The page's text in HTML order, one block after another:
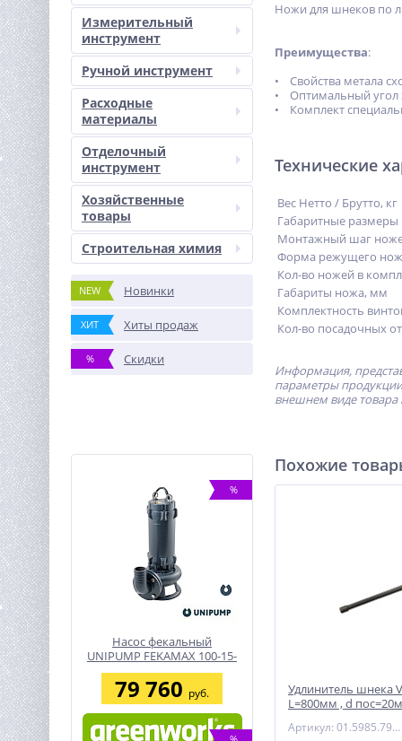
Измерительный
инструмент
Ручной инструмент
Расходные
материалы
Отделочный
инструмент
Хозяйственные
товары
Строительная химия
NEW Новинки
ХИТ Хиты продаж
% Скидки
%
Насос фекальный
UNIPUMP FEKAMAX 100-15-
7,5
79 760 руб.
Ножи для шнеков по
Преимущества:
• Свойства метала
• Оптимальный угол
• Комплект
Технические
Вес Нетто / Брутто, кг
Габаритные
Монтажный шаг
Форма режущего
Кол-во ножей в
Габариты ножа, мм
Комплектность
Кол-во посадочных
Информация,
параметры
внешнем виде товара
Похожие
Удлинитель шнека
L=800мм , d
Артикул: 01.5985.7990